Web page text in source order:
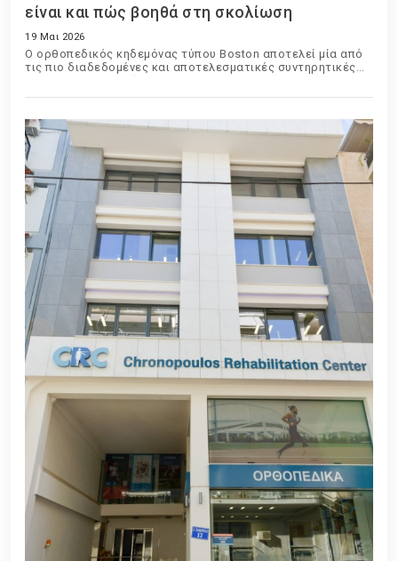
είναι και πώς βοηθά στη σκολίωση
19 Μαι 2026
Ο ορθοπεδικός κηδεμόνας τύπου Boston αποτελεί μία από
τις πιο διαδεδομένες και αποτελεσματικές συντηρητικές
εξέλιξη της παραμόρφωσης της σπονδυλικής στήλης χωρίς
χειρουργική επέμβαση.